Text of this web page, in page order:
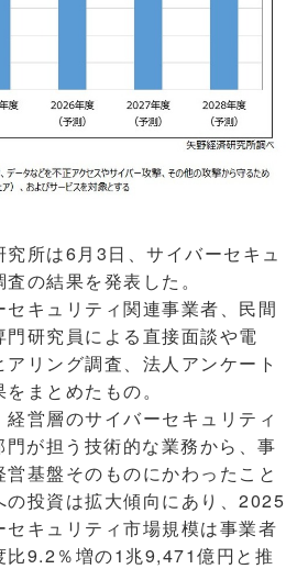
所は6月3日、サイバーセキュ
の結果を発表した。
キュリティ関連事業者、民間
研究員による直接面談や電
リング調査、法人アンケート
まとめたもの。
営層のサイバーセキュリティ
が担う技術的な業務から、事
基盤そのものにかわったこと
の投資は拡大傾向にあり、2025
キュリティ市場規模は事業者
比9.2％増の1兆9,471億円と推